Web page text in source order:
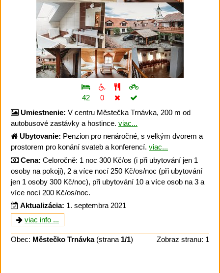
42
0
Umiestnenie: V centru Městečka Trnávka, 200 m od
autobusové zastávky a hostince. viac...
Ubytovanie: Penzion pro nenáročné, s velkým dvorem a
prostorem pro konání svateb a konferencí. viac...
Cena: Celoročně: 1 noc 300 Kč/os (i při ubytování jen 1
osoby na pokoji), 2 a více nocí 250 Kč/os/noc (při ubytování
jen 1 osoby 300 Kč/noc), při ubytování 10 a více osob na 3 a
více nocí 200 Kč/os/noc.
Aktualizácia: 1. septembra 2021
viac info ...
Obec: Městečko Trnávka(strana 1/1) Zobraz stranu: 1